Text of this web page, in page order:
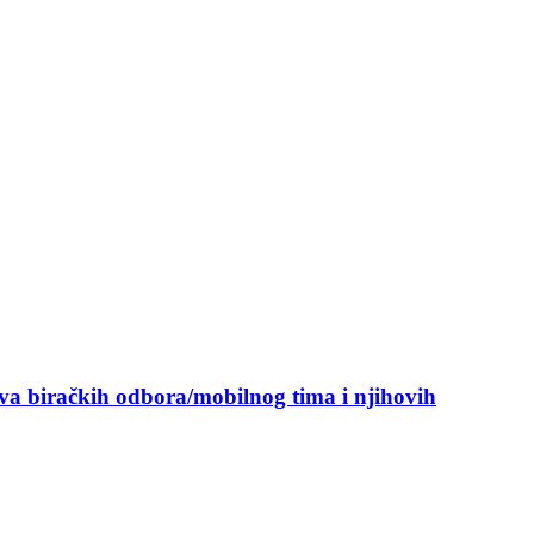
biračkih odbora/mobilnog tima i njihovih